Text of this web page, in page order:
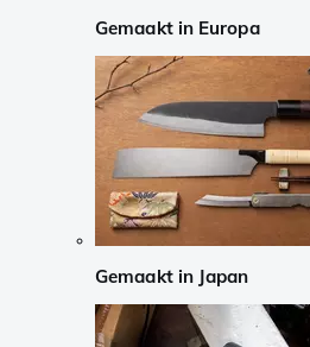
Gemaakt in Europa
Gemaakt in Japan